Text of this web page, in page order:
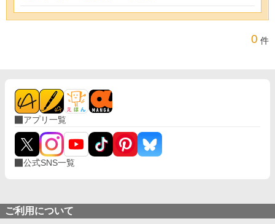
0 件
アプリ一覧
公式SNS一覧
ご利用について